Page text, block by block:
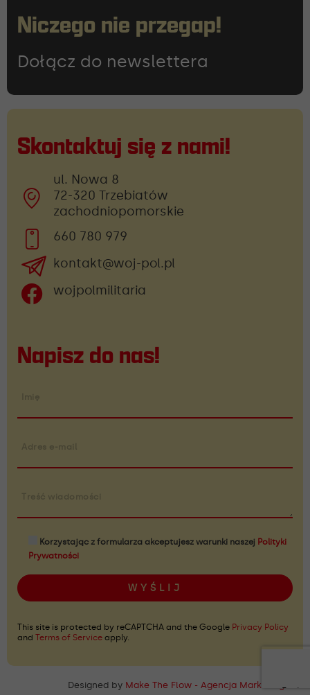
Niczego nie przegap!
Dołącz do newslettera
Skontaktuj się z nami!
ul. Nowa 8
72-320 Trzebiatów
zachodniopomorskie
660 780 979
kontakt@woj-pol.pl
wojpolmilitaria
Napisz do nas!
Korzystając z formularza akceptujesz warunki naszej Polityki
Prywatności
This site is protected by reCAPTCHA and the Google Privacy Policy
and Terms of Service apply.
Designed by Make The Flow - Agencja Marketingowa
Twoje